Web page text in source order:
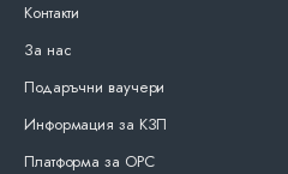
Контакти
За нас
Подаръчни ваучери
Информация за КЗП
Платформа за ОРС